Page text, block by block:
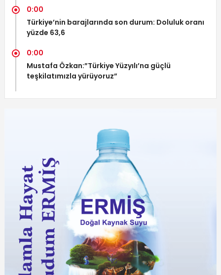
0:00
Türkiye’nin barajlarında son durum: Doluluk oranı
yüzde 63,6
0:00
Mustafa Özkan:”Türkiye Yüzyılı’na güçlü
teşkilatımızla yürüyoruz”